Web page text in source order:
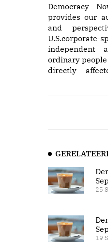
Democracy
provides our
and
independent
ordinary
directly
25
19